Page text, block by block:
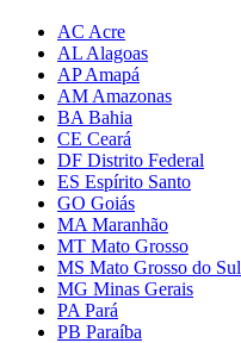
AC Acre
AL Alagoas
AP Amapá
AM Amazonas
BA Bahia
CE Ceará
DF Distrito Federal
ES Espírito Santo
GO Goiás
MA Maranhão
MT Mato Grosso
MS Mato Grosso do Sul
MG Minas Gerais
PA Pará
PB Paraíba